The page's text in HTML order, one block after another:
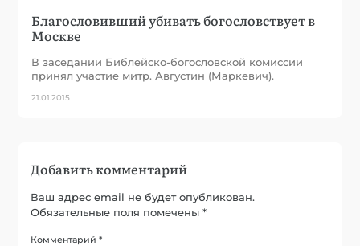
Благословивший убивать богословствует в
Москве
В заседании Библейско-богословской комиссии
принял участие митр. Августин (Маркевич).
21.01.2015
Добавить комментарий
Ваш адрес email не будет опубликован.
Обязательные поля помечены*
Комментарий*